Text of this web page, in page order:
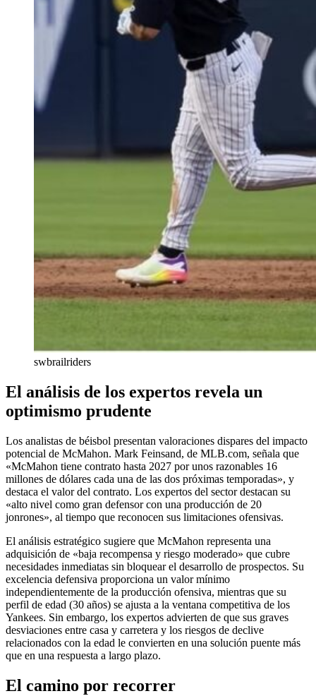
swbrailriders
El análisis de los expertos revela un
optimismo prudente
Los analistas de béisbol presentan valoraciones dispares del impacto
potencial de McMahon. Mark Feinsand, de MLB.com, señala que
«McMahon tiene contrato hasta 2027 por unos razonables 16
millones de dólares cada una de las dos próximas temporadas», y
destaca el valor del contrato. Los expertos del sector destacan su
«alto nivel como gran defensor con una producción de 20
jonrones», al tiempo que reconocen sus limitaciones ofensivas.
El análisis estratégico sugiere que McMahon representa una
adquisición de «baja recompensa y riesgo moderado» que cubre
necesidades inmediatas sin bloquear el desarrollo de prospectos. Su
excelencia defensiva proporciona un valor mínimo
independientemente de la producción ofensiva, mientras que su
perfil de edad (30 años) se ajusta a la ventana competitiva de los
Yankees. Sin embargo, los expertos advierten de que sus graves
desviaciones entre casa y carretera y los riesgos de declive
relacionados con la edad le convierten en una solución puente más
que en una respuesta a largo plazo.
El camino por recorrer